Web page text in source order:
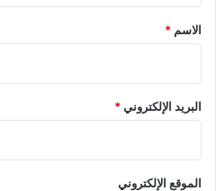
*
الاسم *
البريد الإلكتروني*
الموقع الإلكتروني